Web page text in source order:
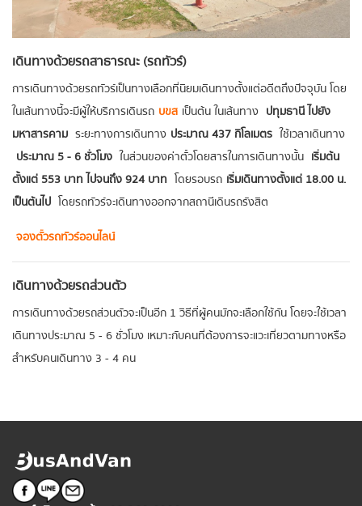
เดินทางด้วยรถสาธารณะ (รถทัวร์)
การเดินทางด้วยรถทัวร์เป็นทางเลือกที่นิยมเดินทางตั้งแต่อดีตถึงปัจจุบัน โดย
ในเส้นทางนี้จะมีผู้ให้บริการเดินรถ บขส เป็นต้น ในเส้นทาง ปทุมธานี ไปยัง
มหาสารคาม ระยะทางการเดินทาง ประมาณ 437 กิโลเมตร ใช้เวลาเดินทาง
ประมาณ 5 - 6 ชั่วโมง ในส่วนของค่าตั๋วโดยสารในการเดินทางนั้น เริ่มต้น
ตั้งแต่ 553 บาท ไปจนถึง 924 บาท โดยรอบรถ เริ่มเดินทางตั้งแต่ 18.00 น.
เป็นต้นไป โดยรถทัวร์จะเดินทางออกจากสถานีเดินรถรังสิต
จองตั๋วรถทัวร์ออนไลน์
เดินทางด้วยรถส่วนตัว
การเดินทางด้วยรถส่วนตัวจะเป็นอีก 1 วิธีที่ผู้คนมักจะเลือกใช้กัน โดยจะใช้เวลา
เดินทางประมาณ 5 - 6 ชั่วโมง เหมาะกับคนที่ต้องการจะแวะเที่ยวตามทางหรือ
สำหรับคนเดินทาง 3 - 4 คน